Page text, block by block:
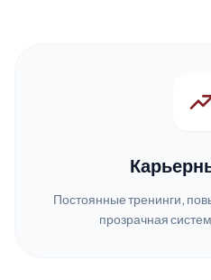
Постоянные тренинги,
прозрачная